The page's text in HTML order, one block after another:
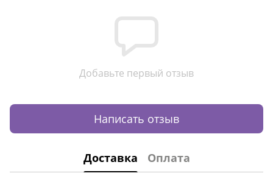
Добавьте первый отзыв
Написать отзыв
Доставка Оплата